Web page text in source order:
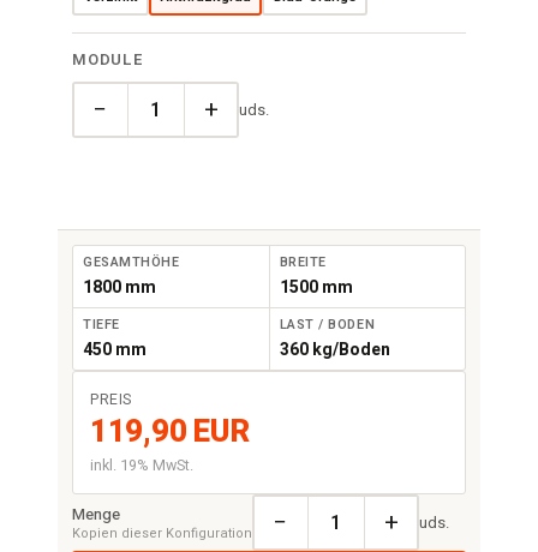
MODULE
− + uds.
GESAMTHÖHE
1800 mm
BREITE
1500 mm
TIEFE
450 mm
LAST / BODEN
360 kg/Boden
PREIS
119,90 EUR
inkl. 19% MwSt.
Menge
Kopien dieser Konfiguration − + uds.